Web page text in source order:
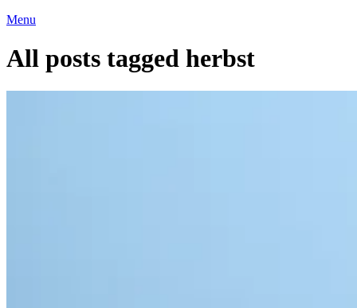
Menu
All posts tagged herbst